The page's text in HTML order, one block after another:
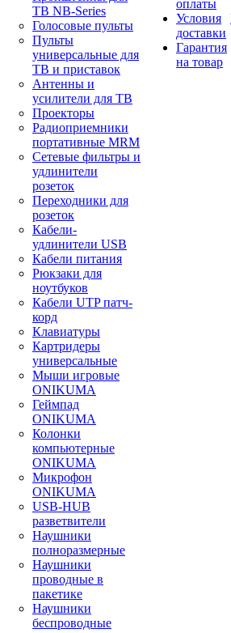
ТВ NB-Series
Голосовые пульты
Пульты
универсальные для
ТВ и приставок
Антенны и
усилители для ТВ
Проекторы
Радиоприемники
портативные MRM
Сетевые фильтры и
удлинители
розеток
Переходники для
розеток
Кабели-
удлинители USB
Кабели питания
Рюкзаки для
ноутбуков
Кабели UTP патч-
корд
Клавиатуры
Картридеры
универсальные
Мыши игровые
ONIKUMA
Геймпад
ONIKUMA
Колонки
компьютерные
ONIKUMA
Микрофон
ONIKUMA
USB-HUB
разветвители
Наушники
полноразмерные
Наушники
проводные в
пакетике
Наушники
беспроводные
оплаты
Условия
доставки
Гарантия
на товар